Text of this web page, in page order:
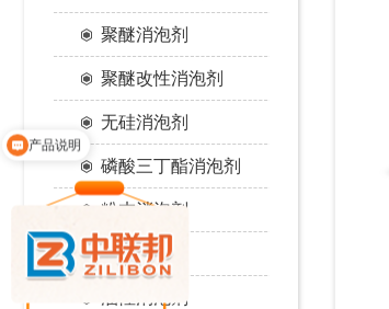
聚醚消泡剂
聚醚改性消泡剂
无硅消泡剂
磷酸三丁酯消泡剂
粉末消泡剂
水性消泡剂
油性消泡剂
领取免费样品
产品说明